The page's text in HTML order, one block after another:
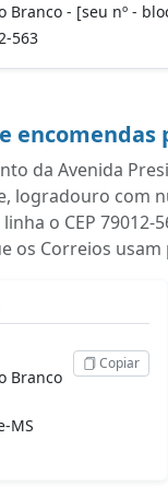
Branco - [seu nº -
563
da Avenida
logradouro com
o CEP
os Correios
Branco
MS
Copiar